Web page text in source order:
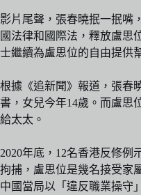
影片尾聲，張春曉抿一抿嘴
國法律和國際法，釋放盧思
士繼續為盧思位的自由提供
根據《追新聞》報道，張春
書，女兒今年14歲。而盧思
給太太。
2020年底，12名香港反修例
拘捕，盧思位是幾名接受家
中國當局以「違反職業操守